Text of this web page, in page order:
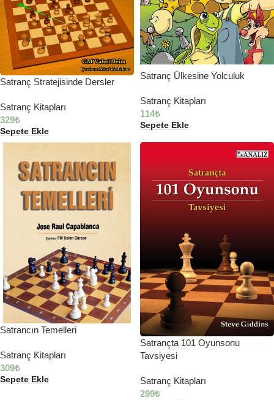
Satranç Stratejisinde Dersler
Satranç Kitapları
329₺
Sepete Ekle
Satranç Ülkesine Yolculuk
Satranç Kitapları
114₺
Sepete Ekle
Satrancın Temelleri
Satranç Kitapları
309₺
Sepete Ekle
Satrançta 101 Oyunsonu
Tavsiyesi
Satranç Kitapları
299₺